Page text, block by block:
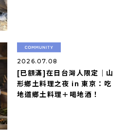
2026.07.08
[已額滿]在日台灣人限定｜山
形鄉土料理之夜 in 東京：吃
地道鄉土料理＋喝地酒！